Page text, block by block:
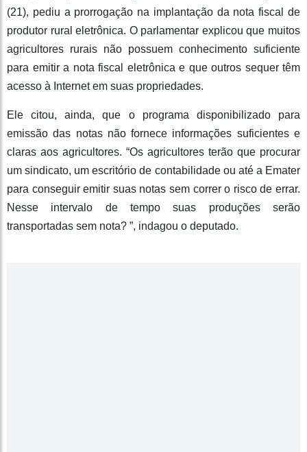
(21), pediu a prorrogação na implantação da nota fiscal de
produtor rural eletrônica. O parlamentar explicou que muitos
agricultores rurais não possuem conhecimento suficiente
para emitir a nota fiscal eletrônica e que outros sequer têm
acesso à Internet em suas propriedades.
Ele citou, ainda, que o programa disponibilizado para
emissão das notas não fornece informações suficientes e
claras aos agricultores. “Os agricultores terão que procurar
um sindicato, um escritório de contabilidade ou até a Emater
para conseguir emitir suas notas sem correr o risco de errar.
Nesse intervalo de tempo suas produções serão
transportadas sem nota? ”, indagou o deputado.